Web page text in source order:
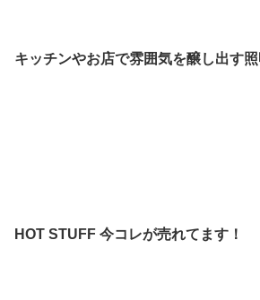
キッチンやお店で雰囲気を醸し出す
HOT STUFF 今コレが売れてます！